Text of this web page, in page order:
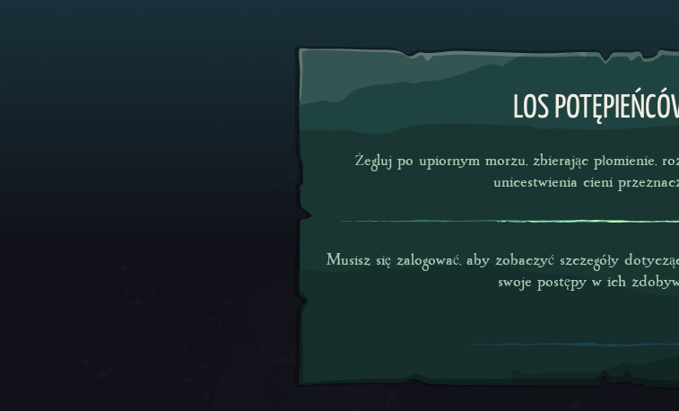
LOS
Żegluj po upiornym morzu, zbierając płomienie,
unicestwienia cieni
Musisz się zalogować, aby zobaczyć szczegóły
swoje postępy w ich